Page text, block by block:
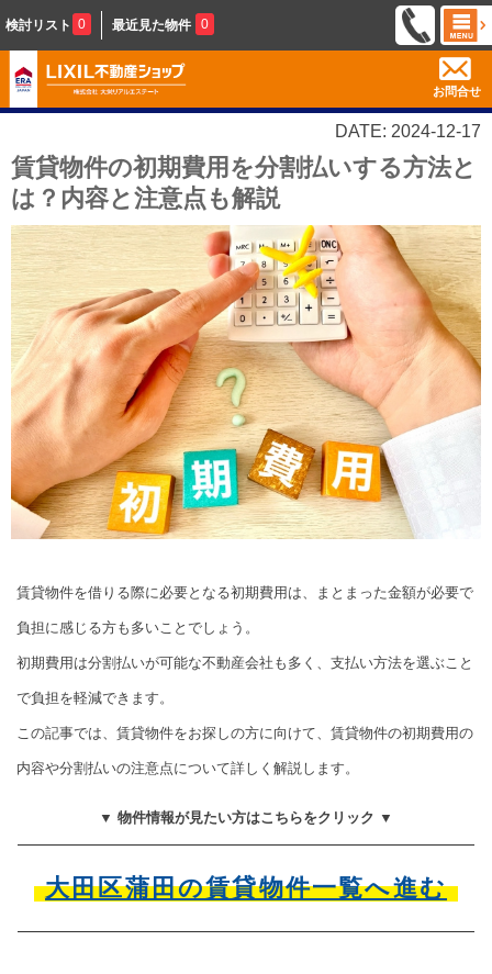
検討リスト 0 最近見た物件 0
お問合せ
DATE: 2024-12-17
賃貸物件の初期費用を分割払いする方法と
は？内容と注意点も解説
賃貸物件を借りる際に必要となる初期費用は、まとまった金額が必要で
負担に感じる方も多いことでしょう。
初期費用は分割払いが可能な不動産会社も多く、支払い方法を選ぶこと
で負担を軽減できます。
この記事では、賃貸物件をお探しの方に向けて、賃貸物件の初期費用の
内容や分割払いの注意点について詳しく解説します。
▼ 物件情報が見たい方はこちらをクリック ▼
大田区蒲田の賃貸物件一覧へ進む